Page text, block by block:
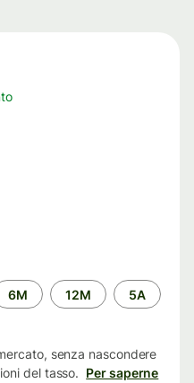
6M 12M 5A
senza nascondere
del tasso. Per saperne